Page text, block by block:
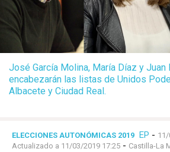
José García Molina, María Díaz y Juan
encabezarán las listas de Unidos
Albacete y Ciudad Real.
ELECCIONES AUTONÓMICAS 2019 EP -
Actualizado a 11/03/2019 17:25 - Castilla-La